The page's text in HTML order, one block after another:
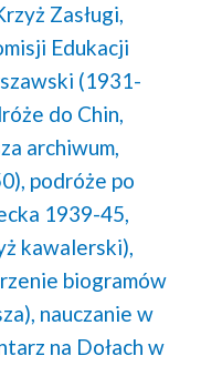
Zasługi,
Edukacji
(1931-
do Chin,
archiwum,
podróże po
1939-45,
kawalerski),
biogramów
nauczanie w
na Dołach w